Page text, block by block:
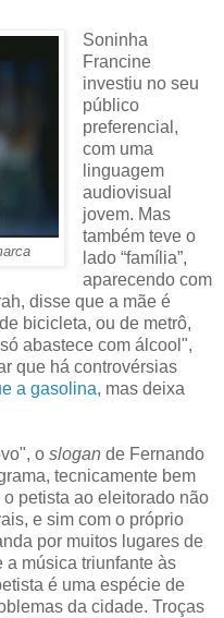
Soninha
Francine
investiu no seu
público
preferencial,
com uma
linguagem
audiovisual
jovem. Mas
também teve o
lado “família”,
aparecendo com
disse que a mãe é
bicicleta, ou de metrô,
abastece com álcool",
que há controvérsias
a gasolina, mas deixa
o slogan de Fernando
tecnicamente bem
petista ao eleitorado não
e sim com o próprio
por muitos lugares de
a música triunfante às
é uma espécie de
da cidade. Troças